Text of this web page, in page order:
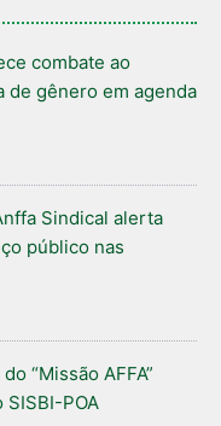
combate ao
de gênero em agenda
Sindical alerta
público nas
“Missão AFFA”
POA